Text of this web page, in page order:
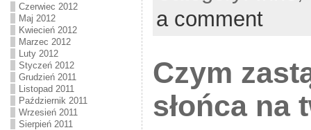
Czerwiec 2012
Maj 2012
Kwiecień 2012
Marzec 2012
Luty 2012
Styczeń 2012
Grudzień 2011
Listopad 2011
Październik 2011
Wrzesień 2011
Sierpień 2011
a comment
Czym
słońca na